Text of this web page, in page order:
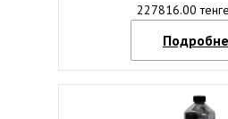
227816.00